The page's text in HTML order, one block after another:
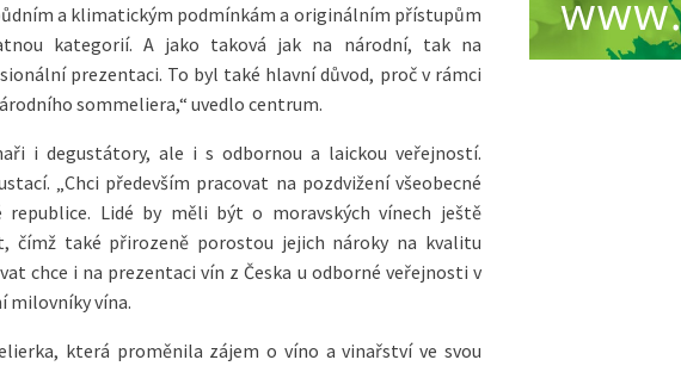
a klimatickým podmínkám a originálním přístupům
kategorií. A jako taková jak na národní, tak na
prezentaci. To byl také hlavní důvod, proč v rámci
sommeliera,“ uvedlo centrum.
i degustátory, ale i s odbornou a laickou veřejností.
„Chci především pracovat na pozdvižení všeobecné
Lidé by měli být o moravských vínech ještě
čímž také přirozeně porostou jejich nároky na kvalitu
chce i na prezentaci vín z Česka u odborné veřejnosti v
milovníky vína.
která proměnila zájem o víno a vinařství ve svou